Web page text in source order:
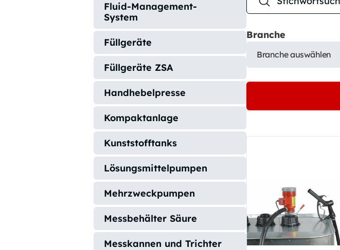
Fluid-Management-
System
Füllgeräte
Füllgeräte ZSA
Handhebelpresse
Kompaktanlage
Kunststofftanks
Lösungsmittelpumpen
Mehrzweckpumpen
Messbehälter Säure
Messkannen und Trichter
Branche
Branche auswählen